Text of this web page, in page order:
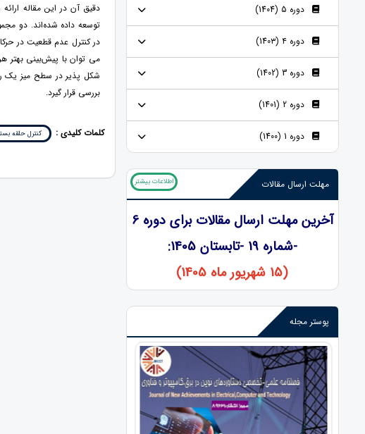
دوره 5 (1404)
دوره ۴ (140۳)
دوره 3 (1402)
دوره 2 (1401)
دوره 1 (1400)
مهلت ارسال مقالات اطلاعات بیشتر
آخرین مهلت ارسال مقالات برای دوره 6
-شماره 19 -تابستان 1405:
(15 شهریور ماه 1405)
پوستر مجله
دقیق آن در این مقاله
توسعه داده شده‌اند. دو
در کنترل عدم قطعیت در
می توان با پیش‌بینی بهتر
شکل پذیر در سطح میز یک
بررسی قرار گیرد.
کلمات کلیدی : کنترل حلقه